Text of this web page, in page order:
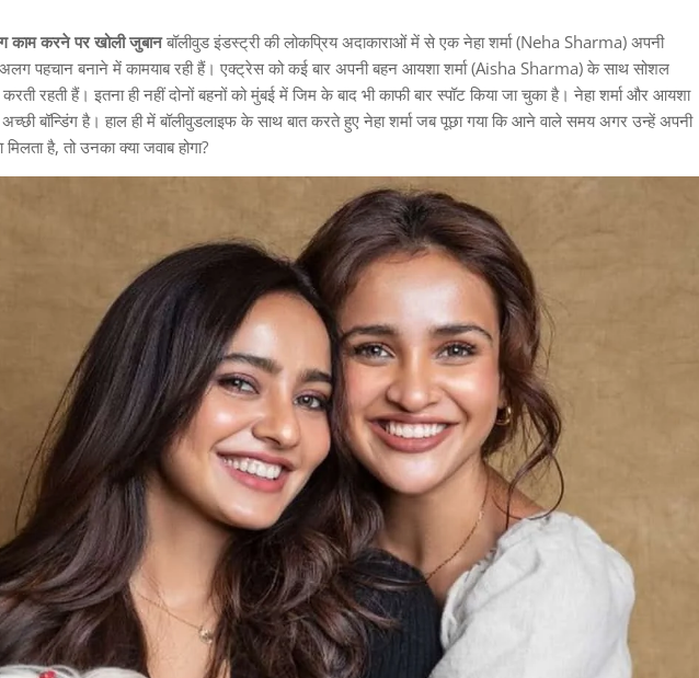
काम करने पर खोली जुबानबॉलीवुड इंडस्ट्री की लोकप्रिय अदाकाराओं में से एक नेहा शर्मा (Neha Sharma) अपनी
पहचान बनाने में कामयाब रही हैं। एक्ट्रेस को कई बार अपनी बहन आयशा शर्मा (Aisha Sharma) के साथ सोशल
करती रहती हैं। इतना ही नहीं दोनों बहनों को मुंबई में जिम के बाद भी काफी बार स्पॉट किया जा चुका है। नेहा शर्मा और आयशा
बॉन्डिंग है। हाल ही में बॉलीवुडलाइफ के साथ बात करते हुए नेहा शर्मा जब पूछा गया कि आने वाले समय अगर उन्हें अपनी
है, तो उनका क्या जवाब होगा?